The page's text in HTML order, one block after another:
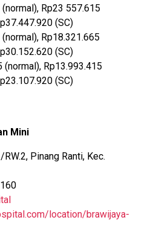
Rp23 557.615
(SC)
Rp18.321.665
(SC)
(normal), Rp13.993.415
(SC)
Mini
Pinang Ranti, Kec.
location/brawijaya-